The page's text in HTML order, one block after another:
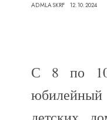
ADMLASKRF 12.10.2024
С 8 по 10